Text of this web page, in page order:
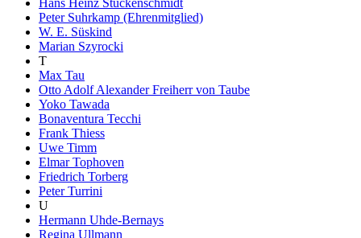
Peter Suhrkamp (Ehrenmitglied)
W. E. Süskind
Marian Szyrocki
T
Max Tau
Otto Adolf Alexander Freiherr von Taube
Yoko Tawada
Bonaventura Tecchi
Frank Thiess
Uwe Timm
Elmar Tophoven
Friedrich Torberg
Peter Turrini
U
Hermann Uhde-Bernays
Regina Ullmann